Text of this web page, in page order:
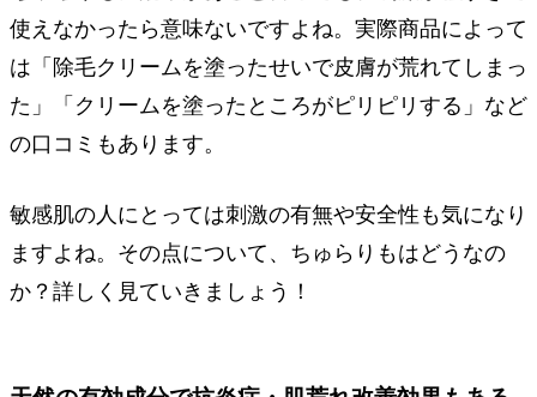
使えなかったら意味ないですよね。実際商品によって
は「除毛クリームを塗ったせいで皮膚が荒れてしまっ
た」「クリームを塗ったところがピリピリする」など
の口コミもあります。
敏感肌の人にとっては刺激の有無や安全性も気になり
ますよね。その点について、ちゅらりもはどうなの
か？詳しく見ていきましょう！